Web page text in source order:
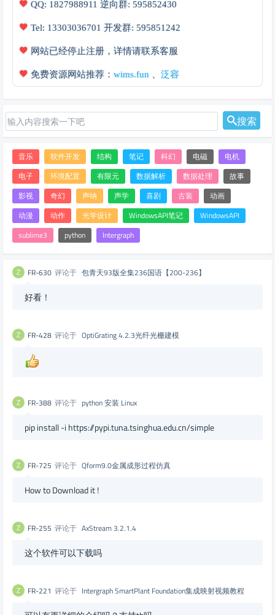
QQ: 1827988911 逆向群: 595852430
Tel: 13303036701 开发群: 595851242
网站已经停止注册，详情请联系客服
免费资源网站推荐： wims.fun 泛容
搜索
音乐 软件开发 结构 笔记 科幻 电磁
电机
电子
环境配置 有限元 数据解析 数据处理
故事
影视
奇幻 声纳 声学 喜剧 古装
动画
动漫
动作 光学设计 WindowsAPI笔记
WindowsAPI
sublime3
python Intergraph
FR-630 评论于 包青天93版全集236国语【200-236】
好看！
FR-428 评论于 OptiGrating 4.2.3光纤光栅建模
FR-388 评论于 python 安装 Linux
pip install -i https://pypi.tuna.tsinghua.edu.cn/simple
FR-725 评论于 Qform9.0金属成形过程仿真
How to Download it !
FR-255 评论于 AxStream 3.2.1.4
这个软件可以下载吗
FR-221 评论于 Intergraph SmartPlant Foundation集成映射视频教程